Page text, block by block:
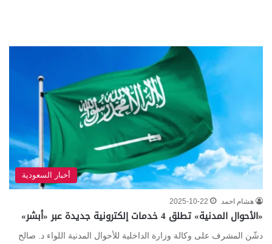
أخبار السعودية
هشام احمد 2025-10-22
«الأحوال المدنية» تطلق 4 خدمات إلكترونية جديدة عبر «أبشر»
دشّن المشرف على وكالة وزارة الداخلية للأحوال المدنية اللواء د. صالح